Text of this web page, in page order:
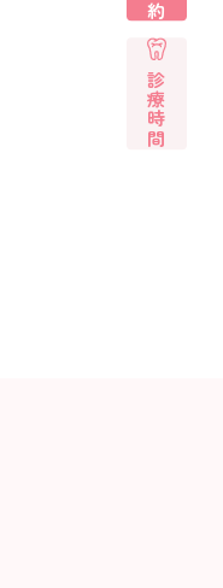
診療時間